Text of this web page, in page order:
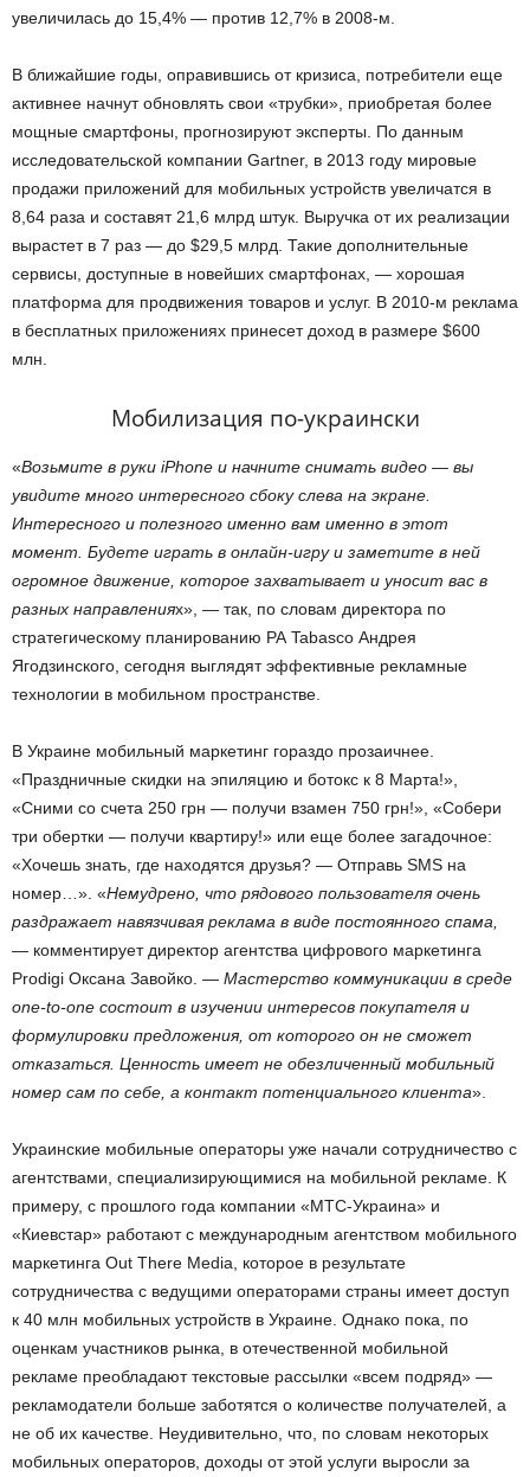
увеличилась до 15,4% — против 12,7% в 2008-м.
В ближайшие годы, оправившись от кризиса, потребители еще
активнее начнут обновлять свои «трубки», приобретая более
мощные смартфоны, прогнозируют эксперты. По данным
исследовательской компании Gartner, в 2013 году мировые
продажи приложений для мобильных устройств увеличатся в
8,64 раза и составят 21,6 млрд штук. Выручка от их реализации
вырастет в 7 раз — до $29,5 млрд. Такие дополнительные
сервисы, доступные в новейших смартфонах, — хорошая
платформа для продвижения товаров и услуг. В 2010-м реклама
в бесплатных приложениях принесет доход в размере $600
млн.
Мобилизация по-украински
«Возьмите в руки iPhone и начните снимать видео — вы
увидите много интересного сбоку слева на экране.
Интересного и полезного именно вам именно в этот
момент. Будете играть в онлайн-игру и заметите в ней
огромное движение, которое захватывает и уносит вас в
разных направлениях», — так, по словам директора по
стратегическому планированию РА Tabasco Андрея
Ягодзинского, сегодня выглядят эффективные рекламные
технологии в мобильном пространстве.
В Украине мобильный маркетинг гораздо прозаичнее.
«Праздничные скидки на эпиляцию и ботокс к 8 Марта!»,
«Сними со счета 250 грн — получи взамен 750 грн!», «Собери
три обертки — получи квартиру!» или еще более загадочное:
«Хочешь знать, где находятся друзья? — Отправь SMS на
номер…». «Немудрено, что рядового пользователя очень
раздражает навязчивая реклама в виде постоянного спама,
— комментирует директор агентства цифрового маркетинга
Prodigi Оксана Завойко. — Мастерство коммуникации в среде
one-to-one состоит в изучении интересов покупателя и
формулировки предложения, от которого он не сможет
отказаться. Ценность имеет не обезличенный мобильный
номер сам по себе, а контакт потенциального клиента».
Украинские мобильные операторы уже начали сотрудничество с
агентствами, специализирующимися на мобильной рекламе. К
примеру, с прошлого года компании «МТС-Украина» и
«Киевстар» работают с международным агентством мобильного
маркетинга Out There Media, которое в результате
сотрудничества с ведущими операторами страны имеет доступ
к 40 млн мобильных устройств в Украине. Однако пока, по
оценкам участников рынка, в отечественной мобильной
рекламе преобладают текстовые рассылки «всем подряд» —
рекламодатели больше заботятся о количестве получателей, а
не об их качестве. Неудивительно, что, по словам некоторых
мобильных операторов, доходы от этой услуги выросли за